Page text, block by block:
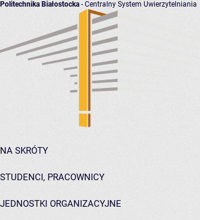
Politechnika Białostocka - Centralny System Uwierzytelniania
NA SKRÓTY
STUDENCI, PRACOWNICY
JEDNOSTKI ORGANIZACYJNE